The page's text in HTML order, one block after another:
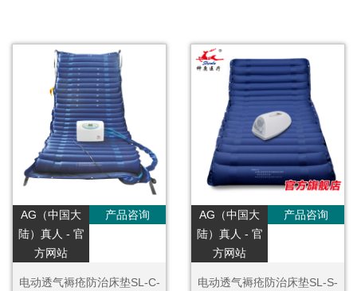
AG（中国大
陆）真人 - 官
方网站
产品咨询
电动透气褥疮防治床垫SL-C-
AG（中国大
陆）真人 - 官
方网站
产品咨询
电动透气褥疮防治床垫SL-S-